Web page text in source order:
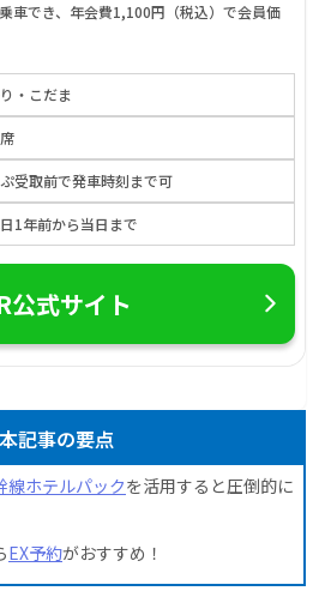
車でき、年会費1,100円（税込）で会員価
・こだま
受取前で発車時刻まで可
1年前から当日まで
公式サイト
本記事の要点
線ホテルパックを活用すると圧倒的に
EX予約がおすすめ！